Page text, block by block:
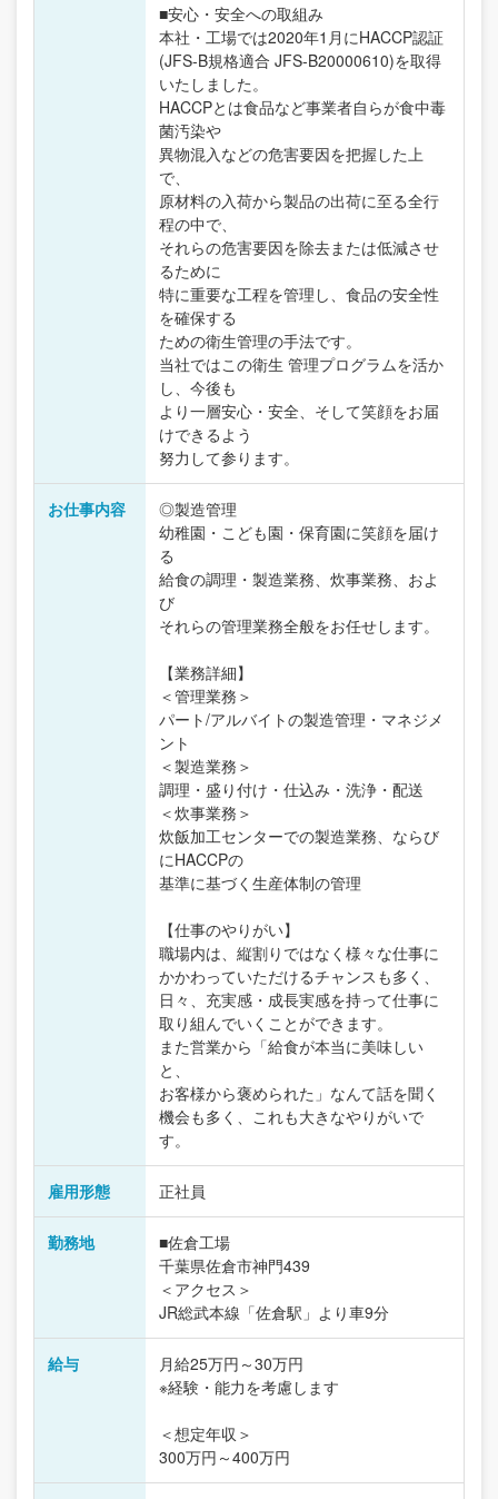
■安心・安全への取組み
本社・工場では2020年1月にHACCP認証
(JFS-B規格適合 JFS-B20000610)を取得
いたしました。
HACCPとは食品など事業者自らが食中毒
菌汚染や
異物混入などの危害要因を把握した上
で、
原材料の入荷から製品の出荷に至る全行
程の中で、
それらの危害要因を除去または低減させ
るために
特に重要な工程を管理し、食品の安全性
を確保する
ための衛生管理の手法です。
当社ではこの衛生 管理プログラムを活か
し、今後も
より一層安心・安全、そして笑顔をお届
けできるよう
努力して参ります。
お仕事内容
◎製造管理
幼稚園・こども園・保育園に笑顔を届け
る
給食の調理・製造業務、炊事業務、およ
び
それらの管理業務全般をお任せします。
【業務詳細】
＜管理業務＞
パート/アルバイトの製造管理・マネジメ
ント
＜製造業務＞
調理・盛り付け・仕込み・洗浄・配送
＜炊事業務＞
炊飯加工センターでの製造業務、ならび
にHACCPの
基準に基づく生産体制の管理
【仕事のやりがい】
職場内は、縦割りではなく様々な仕事に
かかわっていただけるチャンスも多く、
日々、充実感・成長実感を持って仕事に
取り組んでいくことができます。
また営業から「給食が本当に美味しい
と、
お客様から褒められた」なんて話を聞く
機会も多く、これも大きなやりがいで
す。
雇用形態 正社員
勤務地
■佐倉工場
千葉県佐倉市神門439
＜アクセス＞
JR総武本線「佐倉駅」より車9分
給与
月給25万円～30万円
※経験・能力を考慮します
＜想定年収＞
300万円～400万円